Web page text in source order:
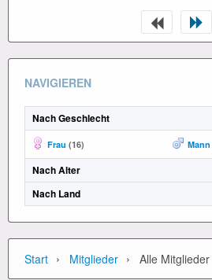
NAVIGIEREN
Nach Geschlecht
Frau (16) Mann
Nach Alter
Nach Land
Start › Mitglieder › Alle Mitglieder